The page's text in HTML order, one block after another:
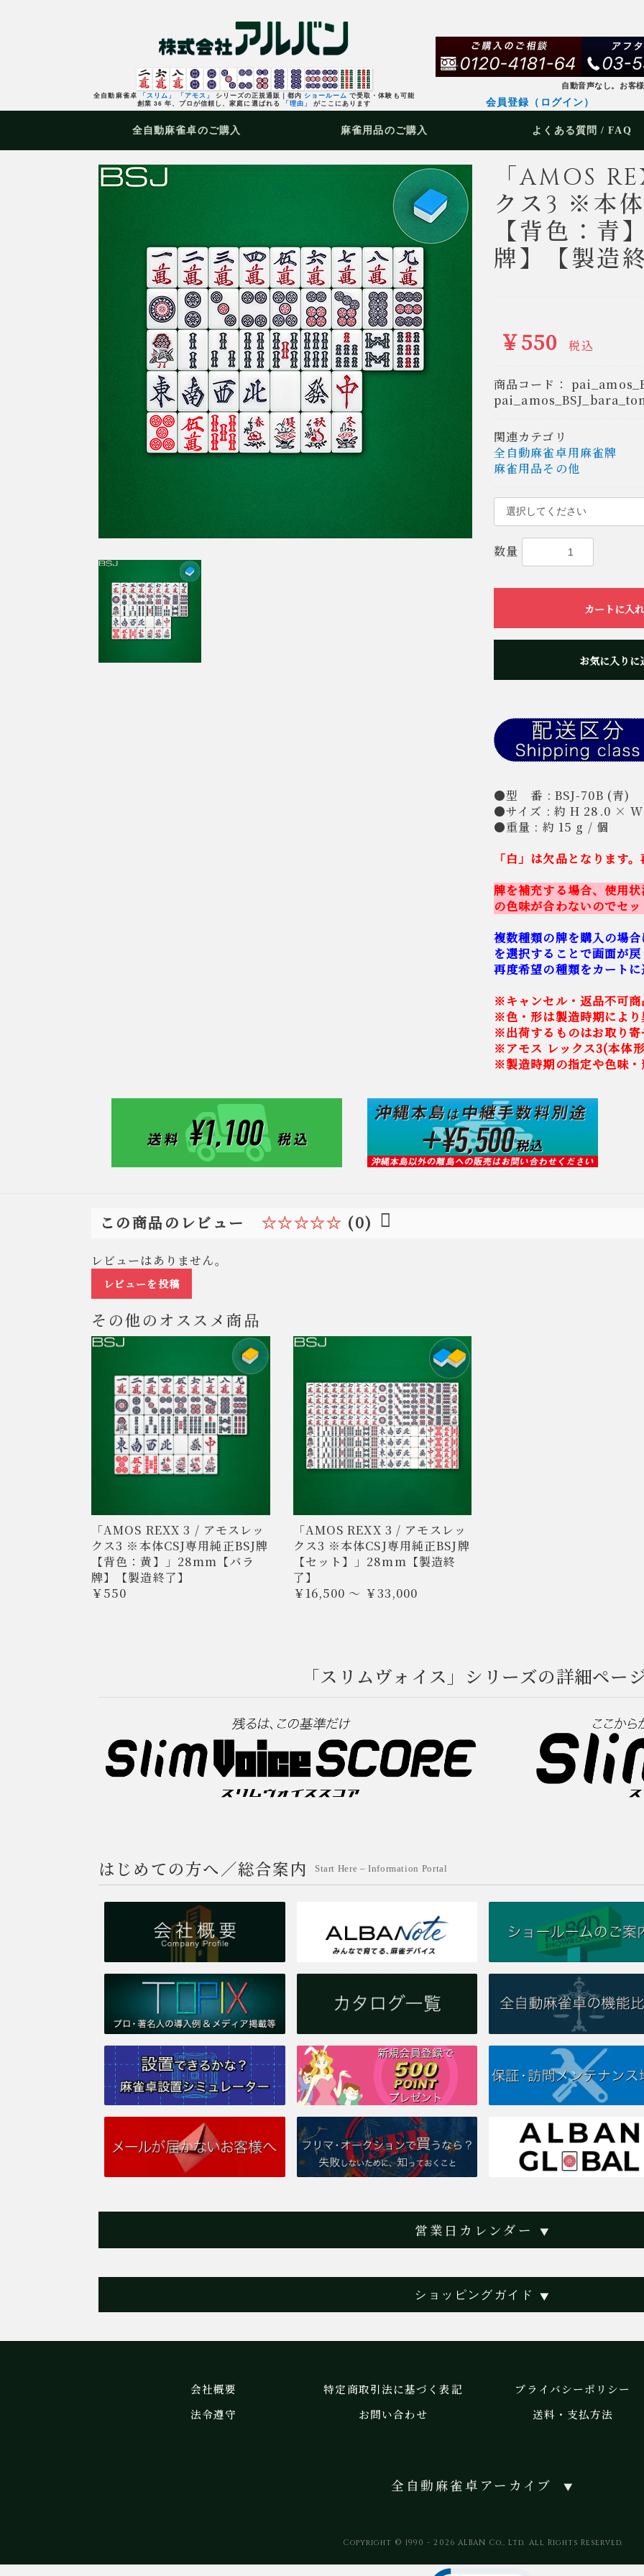
全自動麻雀卓 「スリム」 「アモス」 シリーズの正規通販｜都内 ショールーム で受取・体験も可能
創業 36 年、プロが信頼し、家庭に選ばれる 「理由」 がここにあります
自動音声なし。お客
会員登録（ログイン）
全自動麻雀卓のご購入 麻雀用品のご購入 よくある質問 / FAQ
「AMOS
クス3 ※本体
【背色：青
牌】【製造
￥550 税込
商品コード：
関連カテゴリ
全自動麻雀卓用麻雀牌
麻雀用品その他
数量
カートに入
お気に入りに
●型 番 : BSJ-70B (青)
●サイズ : 約 H 28.0 ×
●重量 : 約 15 g / 個
「白」は欠品となります
牌を補充する場合、使用
の色味が合わないのでセ
複数種類の牌を購入の場
を選択することで画面が
再度希望の種類をカート
※キャンセル・返品不可商
※色・形は製造時期によ
※出荷するものはお取り
※アモス レックス3(本体
※製造時期の指定や色味
この商品のレビュー ☆☆☆☆☆ (0)
レビューはありません。
レビューを投稿
その他のオススメ商品
「AMOS REXX 3 / アモスレッ
クス3 ※本体CSJ専用純正BSJ牌
【背色：黄】」28mm【バラ
牌】【製造終了】
￥550
「AMOS REXX 3 / アモスレッ
クス3 ※本体CSJ専用純正BSJ牌
【セット】」28mm【製造終
了】
￥16,500 ～ ￥33,000
「スリムヴォイス」シリーズの詳細ペー
はじめての方へ／総合案内 Start Here – Information Portal
営業日カレンダー ▼
ショッピングガイド ▼
会社概要 特定商取引法に基づく表記
プライバシーポリシー
法令遵守
お問い合わせ 送料・支払方法
全自動麻雀卓アーカイブ ▼
Copyright © 1990 - 2026 ALBAN Co., Ltd. All Rights Reserved.